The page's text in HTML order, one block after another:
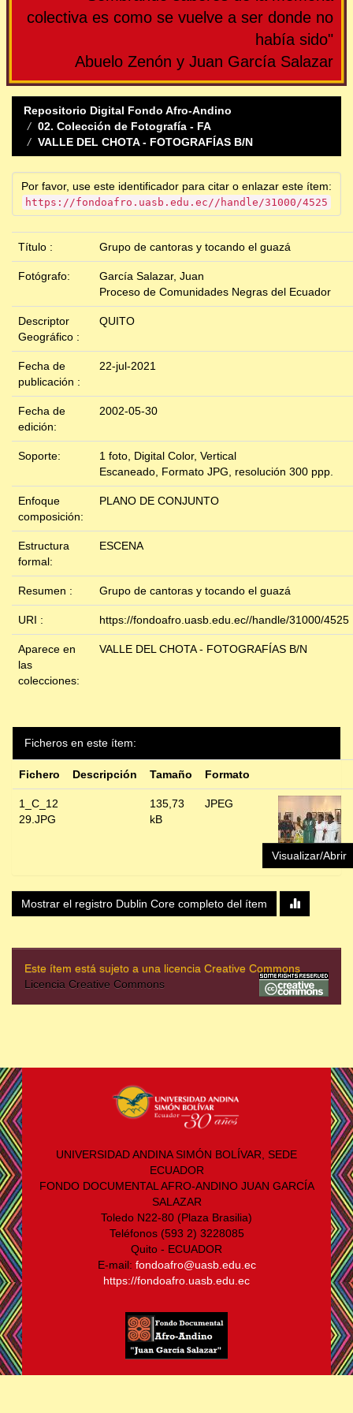
colectiva es como se vuelve a ser donde no
había sido"
Abuelo Zenón y Juan García Salazar
Repositorio Digital Fondo Afro-Andino
02. Colección de Fotografía - FA
VALLE DEL CHOTA - FOTOGRAFÍAS B/N
Por favor, use este identificador para citar o enlazar este ítem:
https://fondoafro.uasb.edu.ec//handle/31000/4525
Título : Grupo de cantoras y tocando el guazá
Fotógrafo:
García Salazar, Juan
Proceso de Comunidades Negras del Ecuador
Descriptor
Geográfico :
QUITO
Fecha de
publicación :
22-jul-2021
Fecha de
edición:
2002-05-30
Soporte:
1 foto, Digital Color, Vertical
Escaneado, Formato JPG, resolución 300 ppp.
Enfoque
composición:
PLANO DE CONJUNTO
Estructura
formal:
ESCENA
Resumen : Grupo de cantoras y tocando el guazá
URI : https://fondoafro.uasb.edu.ec//handle/31000/4525
Aparece en
las
colecciones:
VALLE DEL CHOTA - FOTOGRAFÍAS B/N
Ficheros en este ítem:
Fichero Descripción Tamaño Formato
1_C_12
29.JPG
135,73
kB
JPEG
Visualizar/Abrir
Mostrar el registro Dublin Core completo del ítem
Este ítem está sujeto a una licencia Creative Commons
Licencia Creative Commons
UNIVERSIDAD ANDINA SIMÓN BOLÍVAR, SEDE
ECUADOR
FONDO DOCUMENTAL AFRO-ANDINO JUAN GARCÍA
SALAZAR
Toledo N22-80 (Plaza Brasilia)
Teléfonos (593 2) 3228085
Quito - ECUADOR
E-mail: fondoafro@uasb.edu.ec
https://fondoafro.uasb.edu.ec